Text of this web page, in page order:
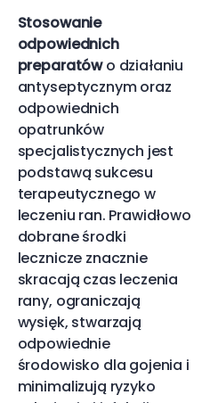
Stosowanie
odpowiednich
preparatówo działaniu
antyseptycznym oraz
odpowiednich
opatrunków
specjalistycznych jest
podstawą sukcesu
terapeutycznego w
leczeniu ran. Prawidłowo
dobrane środki
lecznicze znacznie
skracają czas leczenia
rany, ograniczają
wysięk, stwarzają
odpowiednie
środowisko dla gojenia i
minimalizują ryzyko